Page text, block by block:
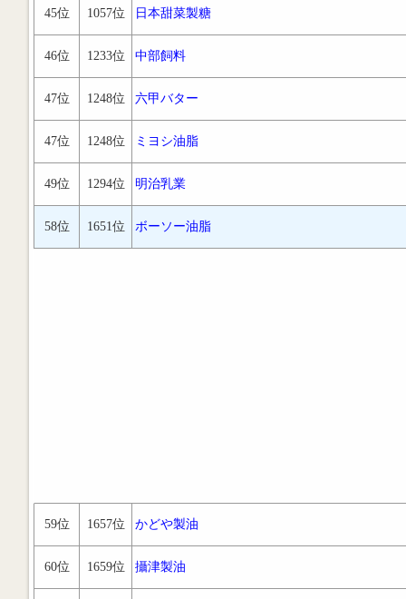
45位 1057位 日本甜菜製糖
46位 1233位 中部飼料
47位 1248位 六甲バター
47位 1248位 ミヨシ油脂
49位 1294位 明治乳業
58位 1651位 ボーソー油脂
59位 1657位 かどや製油
60位 1659位 攝津製油